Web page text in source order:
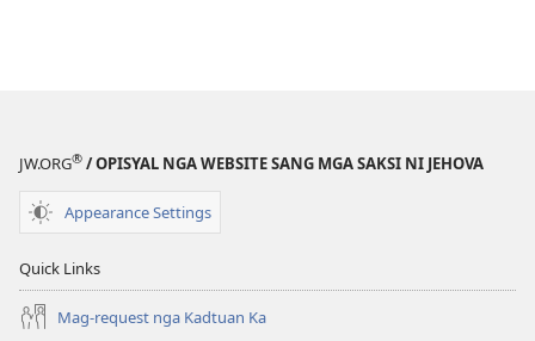
JW.ORG® / OPISYAL NGA WEBSITE SANG MGA SAKSI NI JEHOVA
Appearance Settings
Quick Links
Mag-request nga Kadtuan Ka